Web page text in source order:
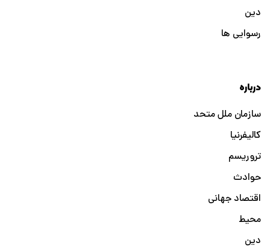
دین
رسوایی ها
درباره
سازمان ملل متحد
کالیفرنیا
تروریسم
حوادث
اقتصاد جهانی
محیط
دین